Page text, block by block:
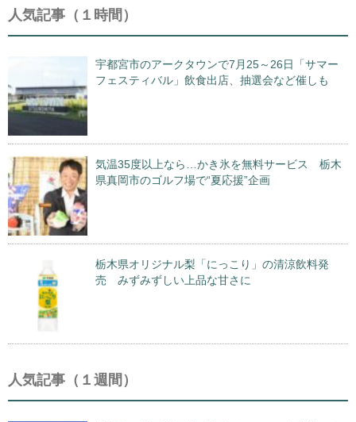
人気記事（１時間）
宇都宮市のアークタウンで7月25～26日「サマー
フェスティバル」飲食出店、抽選会など催しも
気温35度以上なら…かき氷を無料サービス 栃木
県真岡市のゴルフ場で“夏応援”企画
栃木県オリジナル梨「にっこり」の清涼飲料発
売 みずみずしい上品な甘さに
人気記事（１週間）